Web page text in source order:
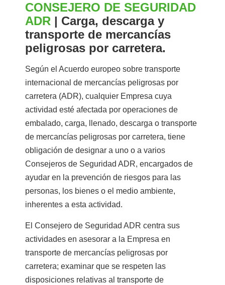
CONSEJERO DE SEGURIDAD
ADR | Carga, descarga y
transporte de mercancías
peligrosas por carretera.
Según el Acuerdo europeo sobre transporte
internacional de mercancías peligrosas por
carretera (ADR), cualquier Empresa cuya
actividad esté afectada por operaciones de
embalado, carga, llenado, descarga o transporte
de mercancías peligrosas por carretera, tiene
obligación de designar a uno o a varios
Consejeros de Seguridad ADR, encargados de
ayudar en la prevención de riesgos para las
personas, los bienes o el medio ambiente,
inherentes a esta actividad.
El Consejero de Seguridad ADR centra sus
actividades en asesorar a la Empresa en
transporte de mercancías peligrosas por
carretera; examinar que se respeten las
disposiciones relativas al transporte de